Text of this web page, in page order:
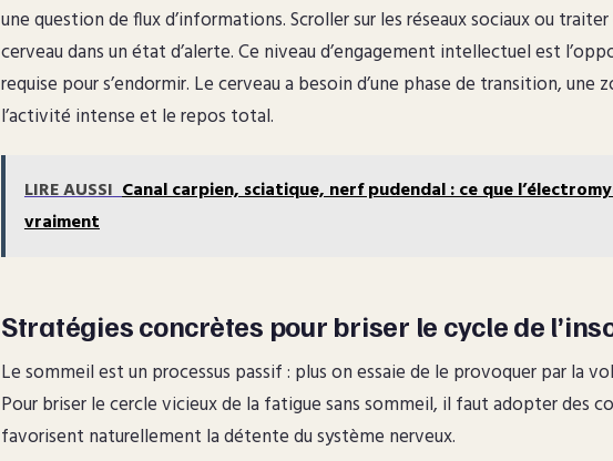
une question de flux d’informations. Scroller sur les réseaux sociaux ou
cerveau dans un état d’alerte. Ce niveau d’engagement intellectuel est
requise pour s’endormir. Le cerveau a besoin d’une phase de transition, une
l’activité intense et le repos total.
LIRE AUSSI Canal carpien, sciatique, nerf pudendal : ce que
vraiment
Stratégies concrètes pour briser le cycle de
Le sommeil est un processus passif : plus on essaie de le provoquer par la
Pour briser le cercle vicieux de la fatigue sans sommeil, il faut adopter des
favorisent naturellement la détente du système nerveux.